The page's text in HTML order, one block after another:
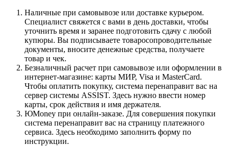
Наличные при самовывозе или доставке курьером.
Специалист свяжется с вами в день доставки, чтобы
уточнить время и заранее подготовить сдачу с любой
купюры. Вы подписываете товаросопроводительные
документы, вносите денежные средства, получаете
товар и чек.
Безналичный расчет при самовывозе или оформлении в
интернет-магазине: карты МИР, Visa и MasterCard.
Чтобы оплатить покупку, система перенаправит вас на
сервер системы ASSIST. Здесь нужно ввести номер
карты, срок действия и имя держателя.
ЮMoney при онлайн-заказе. Для совершения покупки
система перенаправит вас на страницу платежного
сервиса. Здесь необходимо заполнить форму по
инструкции.